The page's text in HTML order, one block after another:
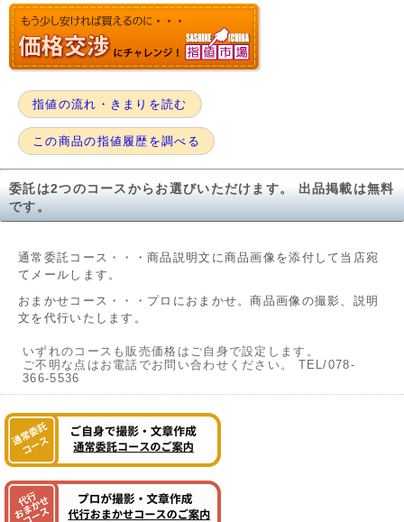
指値の流れ・きまりを読む
この商品の指値履歴を調べる
委託は2つのコースからお選びいただけます。 出品掲載は無料
です。
通常委託コース・・・商品説明文に商品画像を添付して当店宛
てメールします。
おまかせコース・・・プロにおまかせ。商品画像の撮影、説明
文を代行いたします。
いずれのコースも販売価格はご自身で設定します。
ご不明な点はお電話でお問い合わせください。 TEL/078-
366-5536